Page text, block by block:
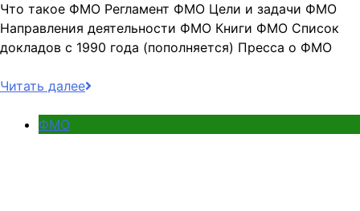
Что такое ФМО Регламент ФМО Цели и задачи ФМО
Направления деятельности ФМО Книги ФМО Список
докладов с 1990 года (пополняется) Пресса о ФМО
Читать далее
ФМО